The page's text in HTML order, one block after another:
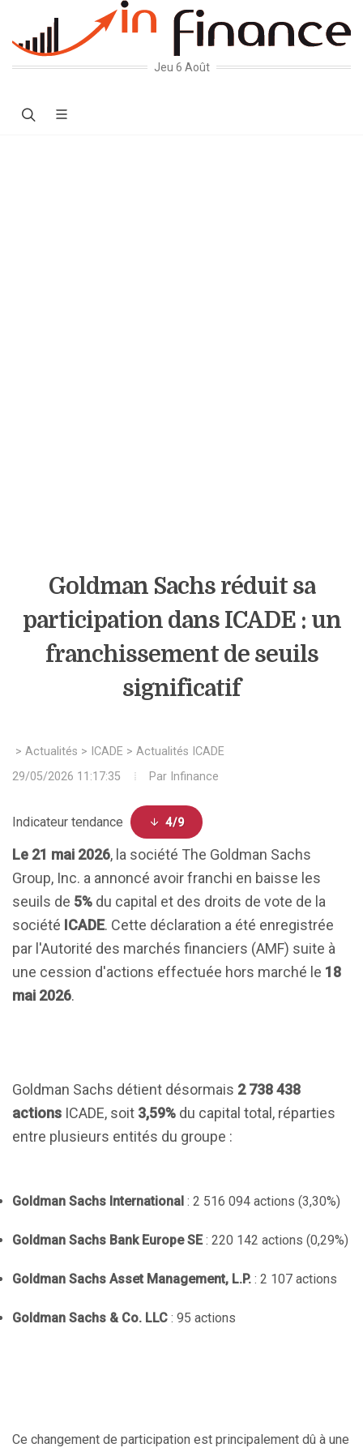
Jeu 6 Août
Goldman Sachs réduit sa
participation dans ICADE : un
franchissement de seuils
significatif
> Actualités > ICADE > Actualités ICADE
29/05/2026 11:17:35
Par Infinance
Indicateur tendance 4/9
Le 21 mai 2026, la société The Goldman Sachs
Group, Inc. a annoncé avoir franchi en baisse les
seuils de 5% du capital et des droits de vote de la
société ICADE. Cette déclaration a été enregistrée
par l'Autorité des marchés financiers (AMF) suite à
une cession d'actions effectuée hors marché le 18
mai 2026.
Goldman Sachs détient désormais 2 738 438
actions ICADE, soit 3,59% du capital total, réparties
entre plusieurs entités du groupe :
Goldman Sachs International : 2 516 094 actions (3,30%)
Goldman Sachs Bank Europe SE: 220 142 actions (0,29%)
Goldman Sachs Asset Management, L.P. : 2 107 actions
Goldman Sachs & Co. LLC : 95 actions
Ce changement de participation est principalement dû à une